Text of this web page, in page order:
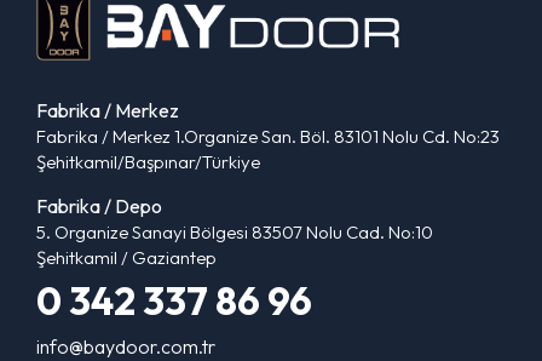
Fabrika / Merkez
Fabrika / Merkez 1.Organize San. Böl. 83101 Nolu Cd. No:23
Şehitkamil/Başpınar/Türkiye
Fabrika / Depo
5. Organize Sanayi Bölgesi 83507 Nolu Cad. No:10
Şehitkamil / Gaziantep
0 342 337 86 96
info@baydoor.com.tr